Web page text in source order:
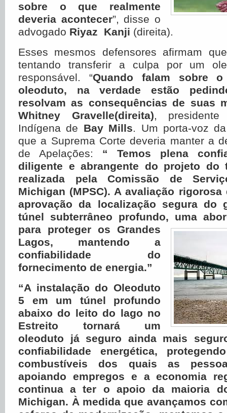
sobre o que realmente
deveria acontecer”, disse o
advogado Riyaz Kanji (direita).
Esses mesmos defensores afirmam
tentando transferir a culpa por um
responsável. “Quando falam sobre
oleoduto, na verdade estão
resolvam as consequências de suas
Whitney Gravelle(direita), presidente
Indígena de Bay Mills. Um porta-voz
que a Suprema Corte deveria manter a
de Apelações: “ Temos plena
diligente e abrangente do projeto do
realizada pela Comissão de
Michigan (MPSC). A avaliação rigorosa
aprovação da localização segura do
túnel subterrâneo profundo, uma
para proteger os Grandes
Lagos, mantendo a
confiabilidade do
fornecimento de energia.”
“A instalação do Oleoduto
5 em um túnel profundo
abaixo do leito do lago no
Estreito tornará um
oleoduto já seguro ainda mais
confiabilidade energética,
combustíveis dos quais as
apoiando empregos e a economia
continua a ter o apoio da maioria
Michigan. À medida que avançamos